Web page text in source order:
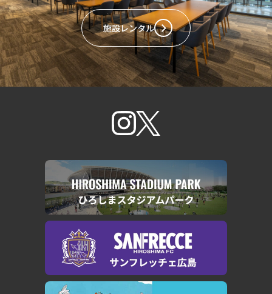
施設レンタル